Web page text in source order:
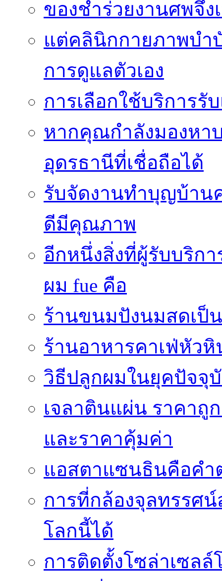
ของชำร่วยงานศพจึ
แต่คลินิกกายภาพบำ
การดูแลตัวเอง
การเลือกใช้บริการรั
หากคุณกำลังมองหา
อุดรธานีที่เชื่อถือได้
รับจัดงานทำบุญบ้าน
ดีมีคุณภาพ
อีกหนึ่งสิ่งที่ผู้รับบริก
ผม fue คือ
ร้านขนมปังนมสดเป็
ร้านอาหารคาเฟ่หัว
วิธีปลูกผมในยุคปัจจุ
เจลาตินแผ่น ราคาถู
และราคาคุ้มค่า
แอสตาแซนธินคือค
การที่กล้องจุลทรรศ
โลกนี้ได้
การติดตั้งโซล่าเซลล์